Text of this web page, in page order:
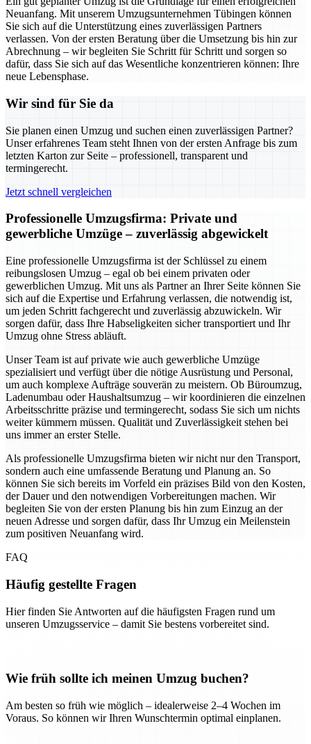
Neuanfang. Mit unserem Umzugsunternehmen Tübingen können
Sie sich auf die Unterstützung eines zuverlässigen Partners
verlassen. Von der ersten Beratung über die Umsetzung bis hin zur
Abrechnung – wir begleiten Sie Schritt für Schritt und sorgen so
dafür, dass Sie sich auf das Wesentliche konzentrieren können: Ihre
neue Lebensphase.
Wir sind für Sie da
Sie planen einen Umzug und suchen einen zuverlässigen Partner?
Unser erfahrenes Team steht Ihnen von der ersten Anfrage bis zum
letzten Karton zur Seite – professionell, transparent und
termingerecht.
Jetzt schnell vergleichen
Professionelle Umzugsfirma: Private und
gewerbliche Umzüge – zuverlässig abgewickelt
Eine professionelle Umzugsfirma ist der Schlüssel zu einem
reibungslosen Umzug – egal ob bei einem privaten oder
gewerblichen Umzug. Mit uns als Partner an Ihrer Seite können Sie
sich auf die Expertise und Erfahrung verlassen, die notwendig ist,
um jeden Schritt fachgerecht und zuverlässig abzuwickeln. Wir
sorgen dafür, dass Ihre Habseligkeiten sicher transportiert und Ihr
Umzug ohne Stress abläuft.
Unser Team ist auf private wie auch gewerbliche Umzüge
spezialisiert und verfügt über die nötige Ausrüstung und Personal,
um auch komplexe Aufträge souverän zu meistern. Ob Büroumzug,
Ladenumbau oder Haushaltsumzug – wir koordinieren die einzelnen
Arbeitsschritte präzise und termingerecht, sodass Sie sich um nichts
weiter kümmern müssen. Qualität und Zuverlässigkeit stehen bei
uns immer an erster Stelle.
Als professionelle Umzugsfirma bieten wir nicht nur den Transport,
sondern auch eine umfassende Beratung und Planung an. So
können Sie sich bereits im Vorfeld ein präzises Bild von den Kosten,
der Dauer und den notwendigen Vorbereitungen machen. Wir
begleiten Sie von der ersten Planung bis hin zum Einzug an der
neuen Adresse und sorgen dafür, dass Ihr Umzug ein Meilenstein
zum positiven Neuanfang wird.
FAQ
Häufig gestellte Fragen
Hier finden Sie Antworten auf die häufigsten Fragen rund um
unseren Umzugsservice – damit Sie bestens vorbereitet sind.
Wie früh sollte ich meinen Umzug buchen?
Am besten so früh wie möglich – idealerweise 2–4 Wochen im
Voraus. So können wir Ihren Wunschtermin optimal einplanen.